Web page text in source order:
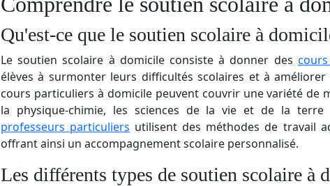
Qu'est-ce que le soutien scolaire à
Le soutien scolaire à domicile consiste à donner des
élèves à surmonter leurs difficultés scolaires et à
cours particuliers à domicile peuvent couvrir une variété de
la physique-chimie, les sciences de la vie et de la terre
professeurs particuliers utilisent des méthodes de travail
offrant ainsi un accompagnement scolaire personnalisé.
Les différents types de soutien scolaire à